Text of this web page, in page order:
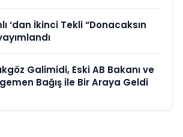
‘dan İkinci Tekli “Donacaksın
Galimidi, Eski AB Bakanı ve
Bağış ile Bir Araya Geldi